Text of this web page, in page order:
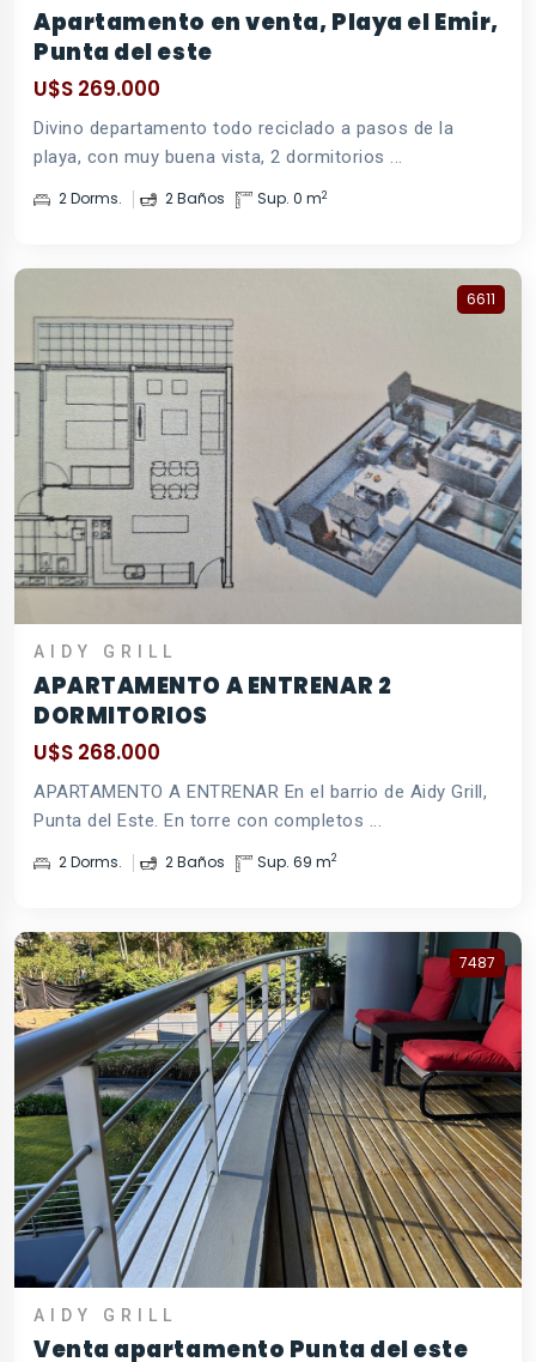
Apartamento en venta, Playa el Emir,
Punta del este
U$S 269.000
Divino departamento todo reciclado a pasos de la
playa, con muy buena vista, 2 dormitorios ...
2 Dorms. 2 Baños Sup. 0 m2
6611
AIDY GRILL
APARTAMENTO A ENTRENAR 2
DORMITORIOS
U$S 268.000
APARTAMENTO A ENTRENAR En el barrio de Aidy Grill,
Punta del Este. En torre con completos ...
2 Dorms. 2 Baños Sup. 69 m2
7487
AIDY GRILL
Venta apartamento Punta del este